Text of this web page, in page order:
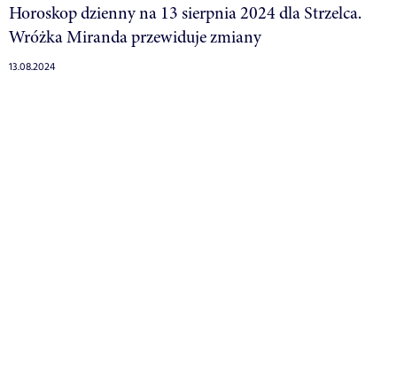
Horoskop dzienny na 13 sierpnia 2024 dla Strzelca.
Wróżka Miranda przewiduje zmiany
13.08.2024